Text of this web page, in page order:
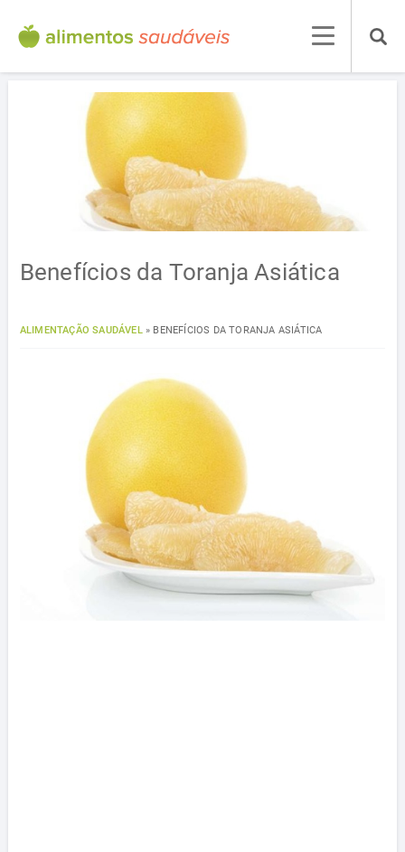
Benefícios da Toranja Asiática
ALIMENTAÇÃO SAUDÁVEL» BENEFÍCIOS DA TORANJA ASIÁTICA